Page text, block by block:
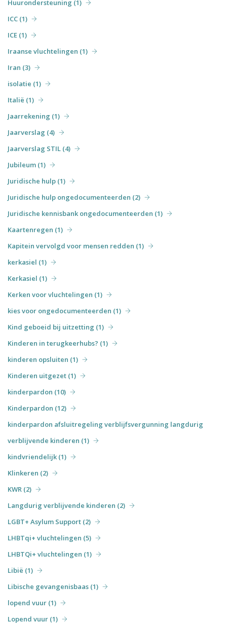
Huurondersteuning (1)
ICC (1)
ICE (1)
Iraanse vluchtelingen (1)
Iran (3)
isolatie (1)
Italië (1)
Jaarrekening (1)
Jaarverslag (4)
Jaarverslag STIL (4)
Jubileum (1)
Juridische hulp (1)
Juridische hulp ongedocumenteerden (2)
Juridische kennisbank ongedocumenteerden (1)
Kaartenregen (1)
Kapitein vervolgd voor mensen redden (1)
kerkasiel (1)
Kerkasiel (1)
Kerken voor vluchtelingen (1)
kies voor ongedocumenteerden (1)
Kind geboeid bij uitzetting (1)
Kinderen in terugkeerhubs? (1)
kinderen opsluiten (1)
Kinderen uitgezet (1)
kinderpardon (10)
Kinderpardon (12)
kinderpardon afsluitregeling verblijfsvergunning langdurig
verblijvende kinderen (1)
kindvriendelijk (1)
Klinkeren (2)
KWR (2)
Langdurig verblijvende kinderen (2)
LGBT+ Asylum Support (2)
LHBTqi+ vluchtelingen (5)
LHBTQi+ vluchtelingen (1)
Libië (1)
Libische gevangenisbaas (1)
lopend vuur (1)
Lopend vuur (1)